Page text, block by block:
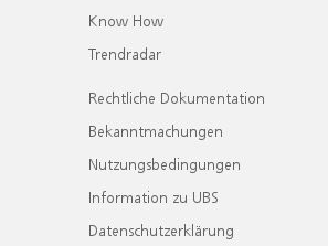
Know How
Trendradar
Rechtliche Dokumentation
Bekanntmachungen
Nutzungsbedingungen
Information zu UBS
Datenschutzerklärung